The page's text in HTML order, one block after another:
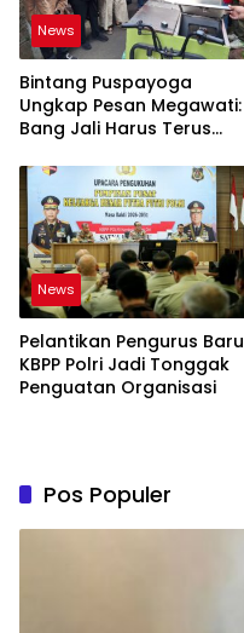
News
Bintang Puspayoga
Ungkap Pesan Megawati:
Bang Jali Harus Terus
Dikembangkan
News
Pelantikan Pengurus Baru
KBPP Polri Jadi Tonggak
Penguatan Organisasi
Pos Populer